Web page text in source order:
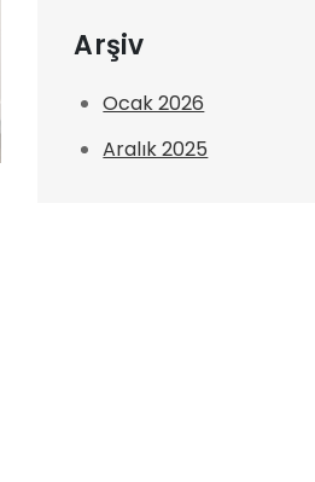
Arşiv
Ocak 2026
Aralık 2025